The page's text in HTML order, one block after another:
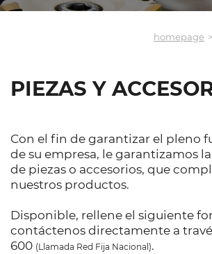
homepage
PIEZAS Y
Con el fin de garantizar el pleno
de su empresa, le garantizamos
de piezas o accesorios, que
nuestros productos.
Disponible, rellene el siguiente
contáctenos directamente a
600 (Llamada Red Fija Nacional).